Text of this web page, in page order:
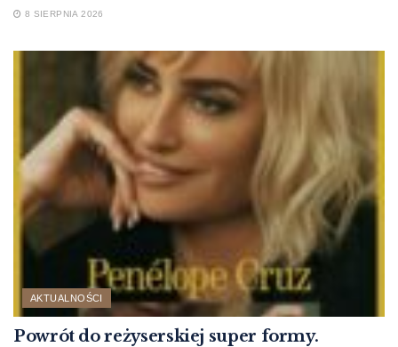
8 SIERPNIA 2026
AKTUALNOŚCI
Powrót do reżyserskiej super formy.